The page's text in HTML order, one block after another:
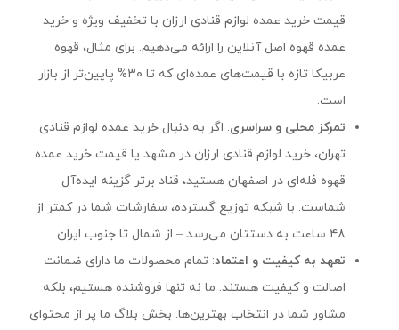
قیمت خرید عمده لوازم قنادی ارزان با تخفیف ویژه و خرید
عمده قهوه اصل آنلاین را ارائه می‌دهیم. برای مثال، قهوه
عربیکا تازه با قیمت‌های عمده‌ای که تا ۳۰% پایین‌تر از بازار
است.
تمرکز محلی و سراسری: اگر به دنبال خرید عمده لوازم قنادی
تهران، خرید لوازم قنادی ارزان در مشهد یا قیمت خرید عمده
قهوه فله‌ای در اصفهان هستید، قناد برتر گزینه ایده‌آل
شماست. با شبکه توزیع گسترده، سفارشات شما در کمتر از
۴۸ ساعت به دستتان می‌رسد – از شمال تا جنوب ایران.
تعهد به کیفیت و اعتماد: تمام محصولات ما دارای ضمانت
اصالت و کیفیت هستند. ما نه تنها فروشنده هستیم، بلکه
مشاور شما در انتخاب بهترین‌ها. بخش بلاگ ما پر از محتوای